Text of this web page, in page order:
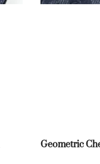
Geometric